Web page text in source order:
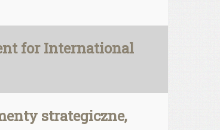
for International
strategiczne,